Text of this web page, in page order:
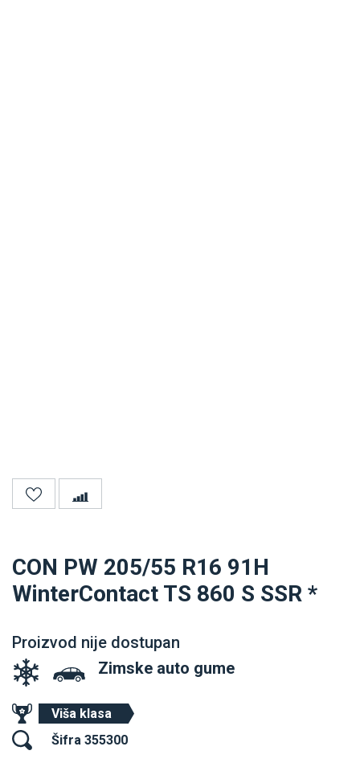
CON PW 205/55 R16 91H
WinterContact TS 860 S SSR *
Proizvod nije dostupan
Zimske auto gume
Viša klasa
Šifra 355300